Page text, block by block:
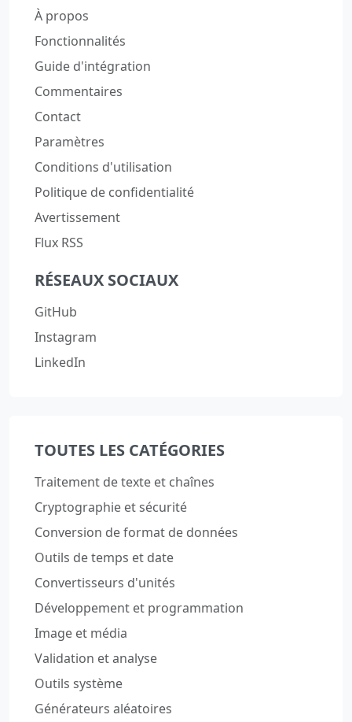
À propos
Fonctionnalités
Guide d'intégration
Commentaires
Contact
Paramètres
Conditions d'utilisation
Politique de confidentialité
Avertissement
Flux RSS
RÉSEAUX SOCIAUX
GitHub
Instagram
LinkedIn
TOUTES LES CATÉGORIES
Traitement de texte et chaînes
Cryptographie et sécurité
Conversion de format de données
Outils de temps et date
Convertisseurs d'unités
Développement et programmation
Image et média
Validation et analyse
Outils système
Générateurs aléatoires